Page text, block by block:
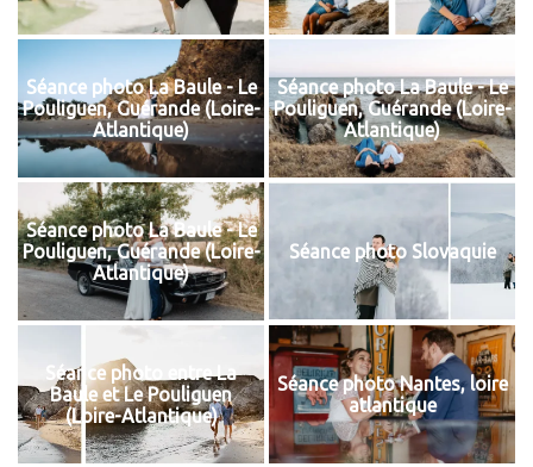
Séance photo La Baule - Le
Pouliguen, Guérande (Loire-
Atlantique)
Séance photo La Baule - Le
Pouliguen, Guérande (Loire-
Atlantique)
Séance photo La Baule - Le
Pouliguen, Guérande (Loire-
Atlantique)
Séance photo Slovaquie
Séance photo entre La
Baule et Le Pouliguen
(Loire-Atlantique)
Séance photo Nantes, loire
atlantique